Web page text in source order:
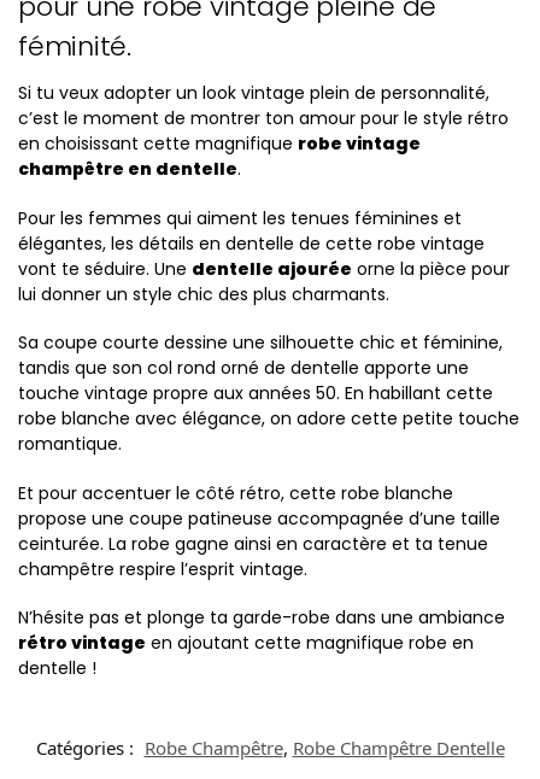
féminité.
Si tu veux adopter un look vintage plein de personnalité,
c’est le moment de montrer ton amour pour le style rétro
en choisissant cette magnifique robe vintage
champêtre en dentelle.
Pour les femmes qui aiment les tenues féminines et
élégantes, les détails en dentelle de cette robe vintage
vont te séduire. Une dentelle ajourée orne la pièce pour
lui donner un style chic des plus charmants.
Sa coupe courte dessine une silhouette chic et féminine,
tandis que son col rond orné de dentelle apporte une
touche vintage propre aux années 50. En habillant cette
robe blanche avec élégance, on adore cette petite touche
romantique.
Et pour accentuer le côté rétro, cette robe blanche
propose une coupe patineuse accompagnée d’une taille
ceinturée. La robe gagne ainsi en caractère et ta tenue
champêtre respire l’esprit vintage.
N’hésite pas et plonge ta garde-robe dans une ambiance
rétro vintage en ajoutant cette magnifique robe en
dentelle !
Catégories : Robe Champêtre, Robe Champêtre Dentelle